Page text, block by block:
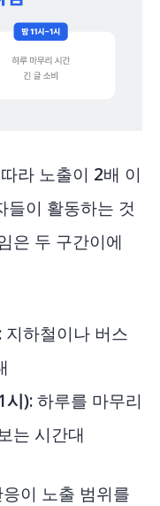
라 노출이 2배 이
들이 활동하는 것
은 두 구간이에
: 지하철이나 버스
시): 하루를 마무리
는 시간대
이 노출 범위를